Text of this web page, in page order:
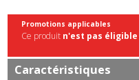
Promotions applicables
Ce produit n'est pas éligible
Caractéristiques